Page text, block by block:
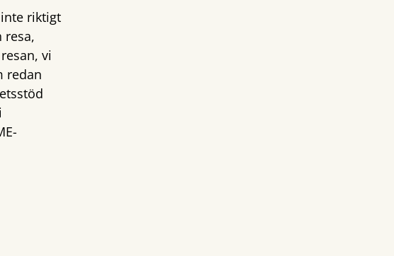
riktigt
resa,
vi
redan